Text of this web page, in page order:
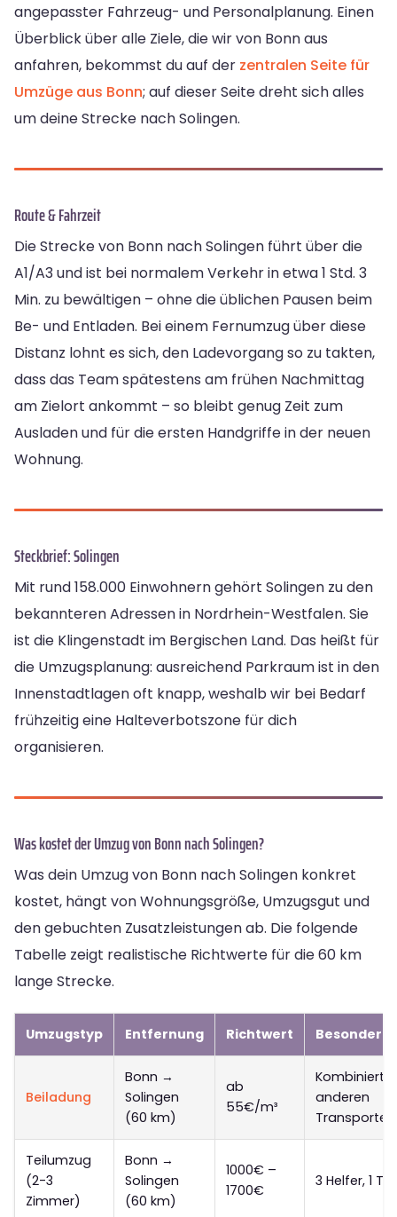
angepasster Fahrzeug- und Personalplanung. Einen
Überblick über alle Ziele, die wir von Bonn aus
anfahren, bekommst du auf der zentralen Seite für
Umzüge aus Bonn; auf dieser Seite dreht sich alles
um deine Strecke nach Solingen.
Route & Fahrzeit
Die Strecke von Bonn nach Solingen führt über die
A1/A3 und ist bei normalem Verkehr in etwa 1 Std. 3
Min. zu bewältigen – ohne die üblichen Pausen beim
Be- und Entladen. Bei einem Fernumzug über diese
Distanz lohnt es sich, den Ladevorgang so zu takten,
dass das Team spätestens am frühen Nachmittag
am Zielort ankommt – so bleibt genug Zeit zum
Ausladen und für die ersten Handgriffe in der neuen
Wohnung.
Steckbrief: Solingen
Mit rund 158.000 Einwohnern gehört Solingen zu den
bekannteren Adressen in Nordrhein-Westfalen. Sie
ist die Klingenstadt im Bergischen Land. Das heißt für
die Umzugsplanung: ausreichend Parkraum ist in den
Innenstadtlagen oft knapp, weshalb wir bei Bedarf
frühzeitig eine Halteverbotszone für dich
organisieren.
Was kostet der Umzug von Bonn nach Solingen?
Was dein Umzug von Bonn nach Solingen konkret
kostet, hängt von Wohnungsgröße, Umzugsgut und
den gebuchten Zusatzleistungen ab. Die folgende
Tabelle zeigt realistische Richtwerte für die 60 km
lange Strecke.
Umzugstyp Entfernung Richtwert
Beiladung
Bonn →
Solingen
(60 km)
ab
55€/m³
Kombiniert
anderen
Transporten
Teilumzug
(2-3
Zimmer)
Bonn →
Solingen
(60 km)
1000€ –
1700€
3 Helfer, 1